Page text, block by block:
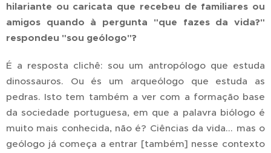
hilariante ou caricata que recebeu de familiares ou
amigos quando à pergunta "que fazes da vida?"
respondeu "sou geólogo"?
É a resposta clichê: sou um antropólogo que estuda
dinossauros. Ou és um arqueólogo que estuda as
pedras. Isto tem também a ver com a formação base
da sociedade portuguesa, em que a palavra biólogo é
muito mais conhecida, não é? Ciências da vida... mas o
geólogo já começa a entrar [também] nesse contexto